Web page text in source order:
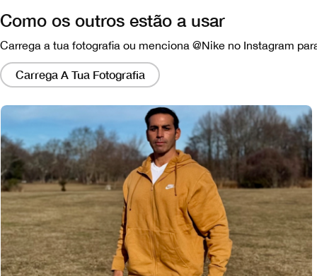
Como os outros estão a usar
Carrega a tua fotografia ou menciona @Nike no Instagram
Carrega A Tua Fotografia
Clicar
nesses
links
um
com
uma
versão
maior
da
imagem.